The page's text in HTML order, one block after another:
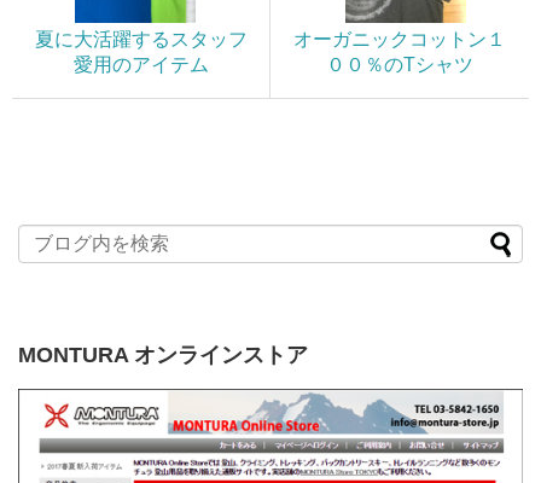
夏に大活躍するスタッフ
愛用のアイテム
オーガニックコットン１
００％のTシャツ
MONTURA オンラインストア